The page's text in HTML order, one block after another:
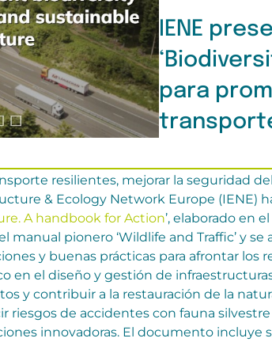
IENE
para
resilientes, mejorar la seguridad
& Ecology Network Europe (IENE)
A handbook for Action’, elaborado en
manual pionero ‘Wildlife and Traffic’ y
y buenas prácticas para afrontar los
en el diseño y gestión de
y contribuir a la restauración de la
riesgos de accidentes con fauna
innovadoras. El documento